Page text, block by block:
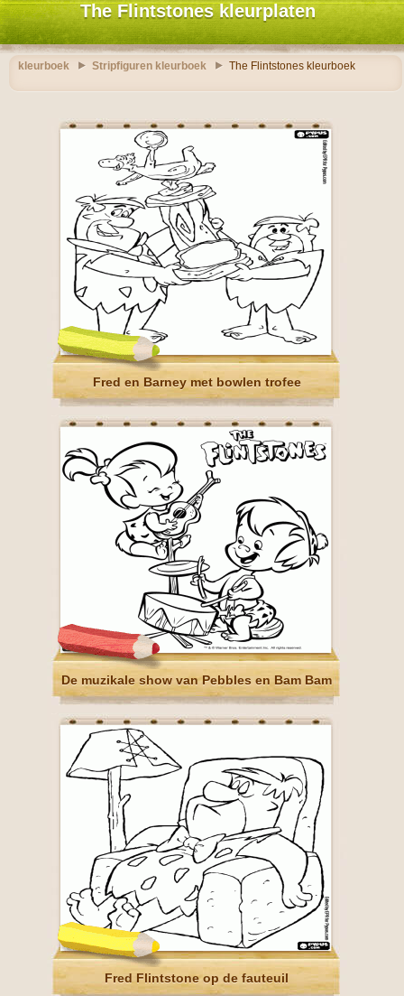
The Flintstones kleurplaten
kleurboek Stripfiguren kleurboek The Flintstones kleurboek
Fred en Barney met bowlen trofee
De muzikale show van Pebbles en Bam Bam
Fred Flintstone op de fauteuil